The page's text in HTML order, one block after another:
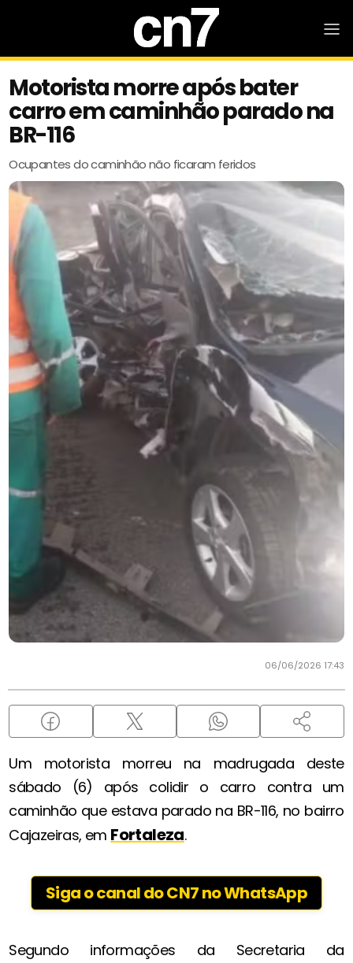
Motorista morre após bater
carro em caminhão parado na
BR-116
Ocupantes do caminhão não ficaram feridos
06/06/2026 17:43
Um motorista morreu na madrugada deste
sábado (6) após colidir o carro contra um
caminhão que estava parado na BR-116, no bairro
Cajazeiras, em Fortaleza.
Siga o canal do CN7 no WhatsApp
Segundo informações da Secretaria da